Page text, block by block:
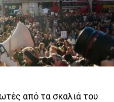
από τα σκαλιά του